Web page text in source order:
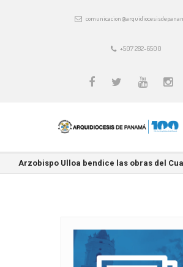
+507 282-6500
Arzobispo Ulloa bendice las obras del